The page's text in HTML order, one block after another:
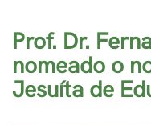
Prof. Dr.
nomeado o
Jesuíta de